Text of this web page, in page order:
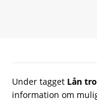
lån trods
Under tagget Lån
information om